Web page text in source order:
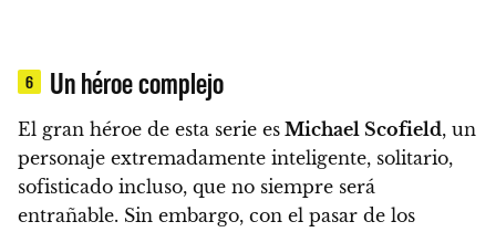
6 Un héroe complejo
El gran héroe de esta serie es Michael Scofield, un
personaje extremadamente inteligente, solitario,
sofisticado incluso, que no siempre será
entrañable. Sin embargo, con el pasar de los